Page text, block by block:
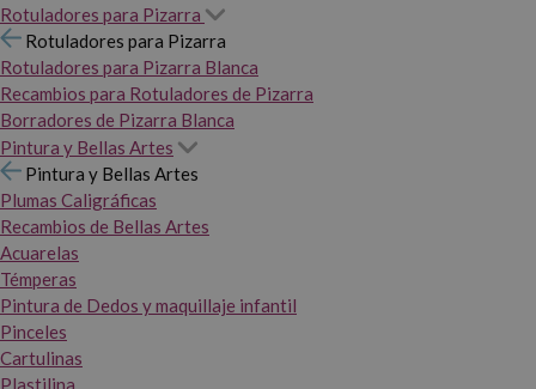
Rotuladores para Pizarra
Rotuladores para Pizarra
Rotuladores para Pizarra Blanca
Recambios para Rotuladores de Pizarra
Borradores de Pizarra Blanca
Pintura y Bellas Artes
Pintura y Bellas Artes
Plumas Caligráficas
Recambios de Bellas Artes
Acuarelas
Témperas
Pintura de Dedos y maquillaje infantil
Pinceles
Cartulinas
Plastilina